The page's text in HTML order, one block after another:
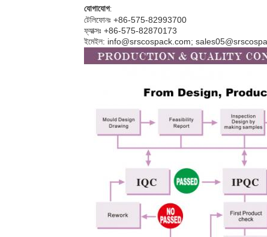
যোগাযোগ:
টেলিফোনঃ +86-575-82993700
ফ্যাক্সঃ +86-575-82870173
ইমেইল: info@srscospack.com;